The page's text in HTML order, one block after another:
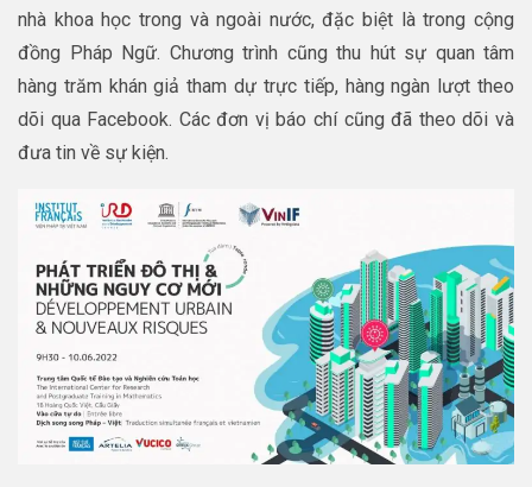
nhà khoa học trong và ngoài nước, đặc biệt là trong cộng
đồng Pháp Ngữ. Chương trình cũng thu hút sự quan tâm
hàng trăm khán giả tham dự trực tiếp, hàng ngàn lượt theo
dõi qua Facebook. Các đơn vị báo chí cũng đã theo dõi và
đưa tin về sự kiện.